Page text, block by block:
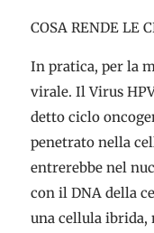
COSA RENDE LE
In pratica, per la
virale. Il Virus
detto ciclo
penetrato nella
entrerebbe nel
con il DNA della
una cellula ibrida,